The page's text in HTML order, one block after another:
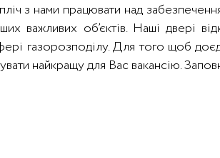
з нами працювати над
важливих об’єктів. Наші двері
газорозподілу. Для того щоб
найкращу для Вас вакансію.